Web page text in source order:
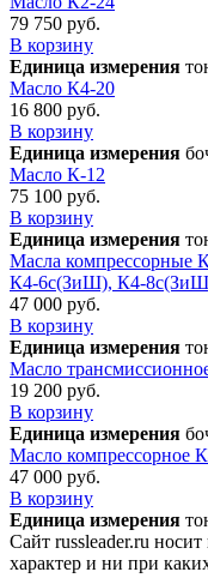
79 750 руб.
В корзину
Единица измерения
Масло К4-20
16 800 руб.
В корзину
Единица измерения
Масло К-12
75 100 руб.
В корзину
Единица измерения
Масла
К4-6с(ЗиШ), К4-
47 000 руб.
В корзину
Единица измерения
Масло
19 200 руб.
В корзину
Единица измерения
Масло компрессорное
47 000 руб.
В корзину
Единица измерения
Сайт russleader.ru
характер и ни при